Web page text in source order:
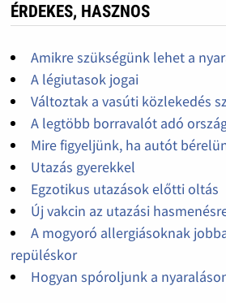
ÉRDEKES, HASZNOS
Amikre szükségünk lehet a
A légiutasok jogai
Változtak a vasúti közlekedés
A legtöbb borravalót adó
Mire figyeljünk, ha autót
Utazás gyerekkel
Egzotikus utazások előtti oltás
Új vakcin az utazási
A mogyoró allergiásoknak
repüléskor
Hogyan spóroljunk a